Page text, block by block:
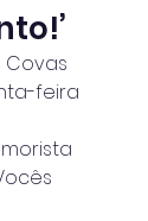
Covas
feira